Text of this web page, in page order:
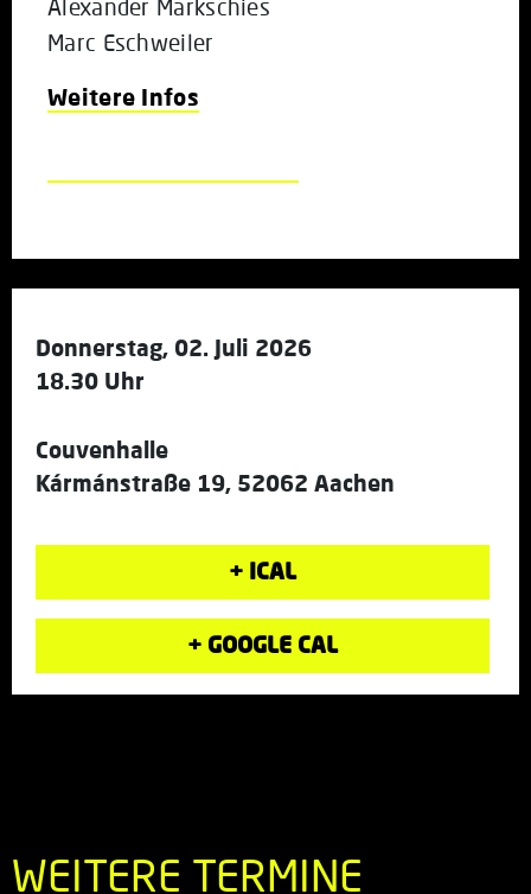
Alexander Markschies
Marc Eschweiler
Weitere Infos
Donnerstag, 02. Juli 2026
18.30 Uhr
Couvenhalle
Kármánstraße 19, 52062 Aachen
+ ICAL
+ GOOGLE CAL
WEITERE TERMINE